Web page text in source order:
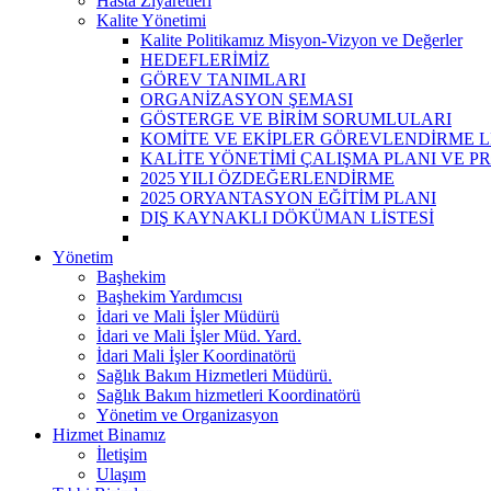
Kalite Yönetimi
Kalite Politikamız Misyon-Vizyon ve Değerler
HEDEFLERİMİZ
GÖREV TANIMLARI
ORGANİZASYON ŞEMASI
GÖSTERGE VE BİRİM SORUMLULARI
KOMİTE VE EKİPLER GÖREVLENDİRME
KALİTE YÖNETİMİ ÇALIŞMA PLANI VE
2025 YILI ÖZDEĞERLENDİRME
2025 ORYANTASYON EĞİTİM PLANI
DIŞ KAYNAKLI DÖKÜMAN LİSTESİ
Yönetim
Başhekim
Başhekim Yardımcısı
İdari ve Mali İşler Müdürü
İdari ve Mali İşler Müd. Yard.
İdari Mali İşler Koordinatörü
Sağlık Bakım Hizmetleri Müdürü.
Sağlık Bakım hizmetleri Koordinatörü
Yönetim ve Organizasyon
Hizmet Binamız
İletişim
Ulaşım